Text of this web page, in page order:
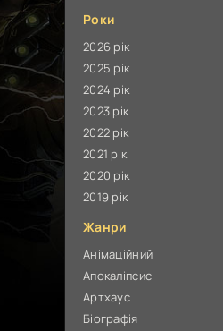
Роки
2026 рік
2025 рік
2024 рік
2023 рік
2022 рік
2021 рік
2020 рік
2019 рік
Жанри
Анімаційний
Апокаліпсис
Артхаус
Біографія